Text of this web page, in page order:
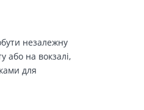
незалежну
або на вокзалі,
для